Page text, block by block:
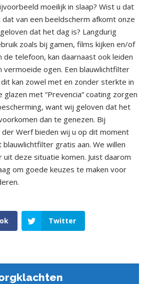
moeilijk in slaap? Wist u dat
van een beeldscherm afkomt onze
dat het dag is? Langdurig
zoals bij gamen, films kijken en/of
de telefoon, kan daarnaast ook leiden
vermoeide ogen. Een blauwlichtfilter
kan zowel met en zonder sterkte in
glazen met “Prevencia” coating zorgen
want wij geloven dat het
dan te genezen. Bij
Werf bieden wij u op dit moment
gratis aan. We willen
uit deze situatie komen. Juist daarom
om goede keuzes te maken voor
Twitter